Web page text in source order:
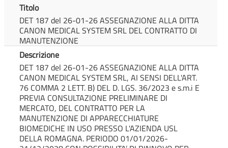
Titolo
DET 187 del 26-01-26 ASSEGNAZIONE ALLA DITTA
CANON MEDICAL SYSTEM SRL DEL CONTRATTO DI
MANUTENZIONE
Descrizione
DET 187 del 26-01-26 ASSEGNAZIONE ALLA DITTA
CANON MEDICAL SYSTEM SRL, AI SENSI DELL'ART.
76 COMMA 2 LETT. B) DEL D. LGS. 36/2023 e s.m.i E
PREVIA CONSULTAZIONE PRELIMINARE DI
MERCATO, DEL CONTRATTO PER LA
MANUTENZIONE DI APPARECCHIATURE
BIOMEDICHE IN USO PRESSO L'AZIENDA USL
DELLA ROMAGNA. PERIODO 01/01/2026-